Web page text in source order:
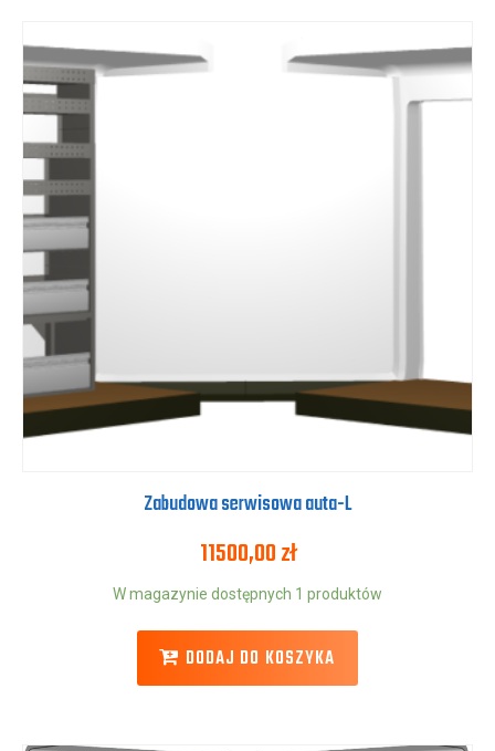
Zabudowa serwisowa auta-L
11500,00zł
W magazynie dostępnych 1 produktów
DODAJ DO KOSZYKA